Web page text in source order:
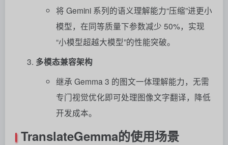
将 Gemini 系列的语义理解能力“压缩”进更小
模型，在同等质量下参数减少 50%，实现
“小模型超越大模型”的性能突破。
多模态兼容架构
继承 Gemma 3 的图文一体理解能力，无需
专门视觉优化即可处理图像文字翻译，降低
开发成本。
TranslateGemma的使用场景